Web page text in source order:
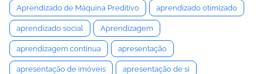
Aprendizado de Máquina Preditivo aprendizado otimizado
aprendizado social Aprendizagem
aprendizagem contínua apresentação
apresentação de imóveis apresentação de si